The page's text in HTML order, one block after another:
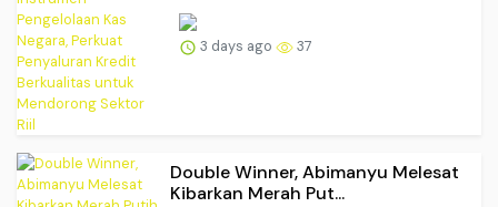
3 days ago 37
Double Winner, Abimanyu Melesat
Kibarkan Merah Put...